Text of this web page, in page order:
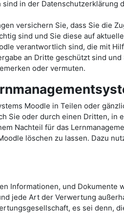
in der Datenschutzerklärung
versichern Sie, dass Sie die
sind und Sie diese auf
verantwortlich sind, die mit
an Dritte geschützt sind
oder vermuten.
Moodle in Teilen oder
Sie oder durch einen Dritten,
Nachteil für das
löschen zu lassen. Dazu
Informationen, und
jede Art der Verwertung
es sei denn,